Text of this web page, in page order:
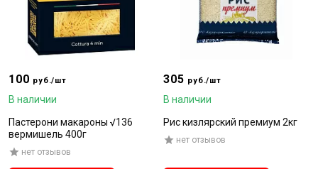
100 руб./шт
В наличии
Пастерони макароны √136
вермишель 400г
нет отзывов
305 руб./шт
В наличии
Рис кизлярский премиум 2кг
нет отзывов